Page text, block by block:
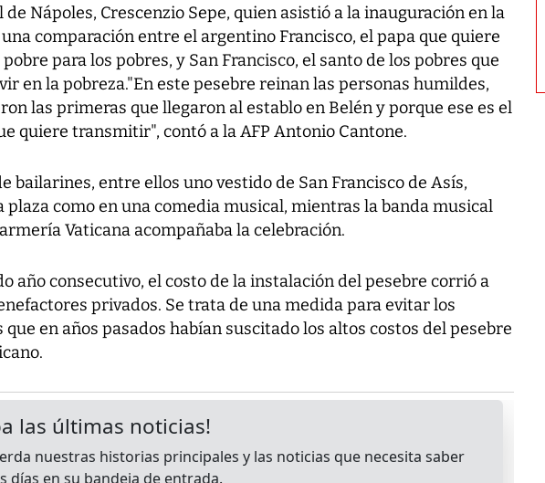
de Nápoles, Crescenzio Sepe, quien asistió a la inauguración en la
comparación entre el argentino Francisco, el papa que quiere
para los pobres, y San Francisco, el santo de los pobres que
en la pobreza."En este pesebre reinan las personas humildes,
las primeras que llegaron al establo en Belén y porque ese es el
quiere transmitir", contó a la AFP Antonio Cantone.
bailarines, entre ellos uno vestido de San Francisco de Asís,
plaza como en una comedia musical, mientras la banda musical
Vaticana acompañaba la celebración.
año consecutivo, el costo de la instalación del pesebre corrió a
privados. Se trata de una medida para evitar los
que en años pasados habían suscitado los altos costos del pesebre